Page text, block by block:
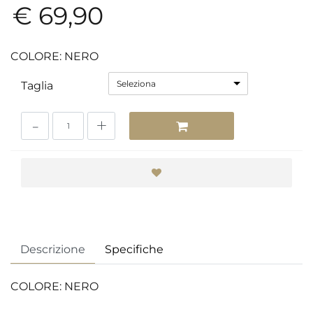
€ 69,90
COLORE: NERO
Taglia Seleziona
Descrizione Specifiche
COLORE: NERO